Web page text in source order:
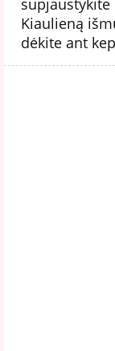
supjaustykite
Kiaulieną
dėkite ant